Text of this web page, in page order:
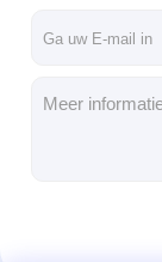
vloer die
Barlcd